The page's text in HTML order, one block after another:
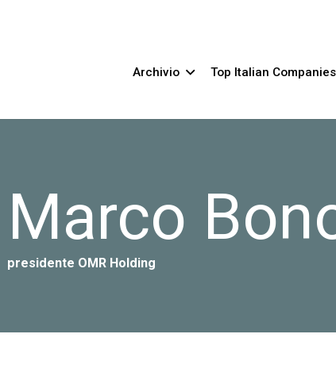
Archivio Top Italian Companies
Marco
presidente OMR Holding